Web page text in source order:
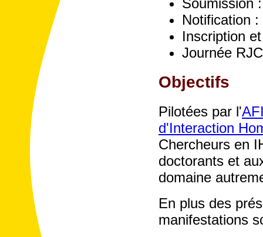
Soumission
Notification :
Inscription
Journée
Objectifs
Pilotées par l'
d'Interaction
Chercheurs en
doctorants et
domaine
En plus des
manifestations